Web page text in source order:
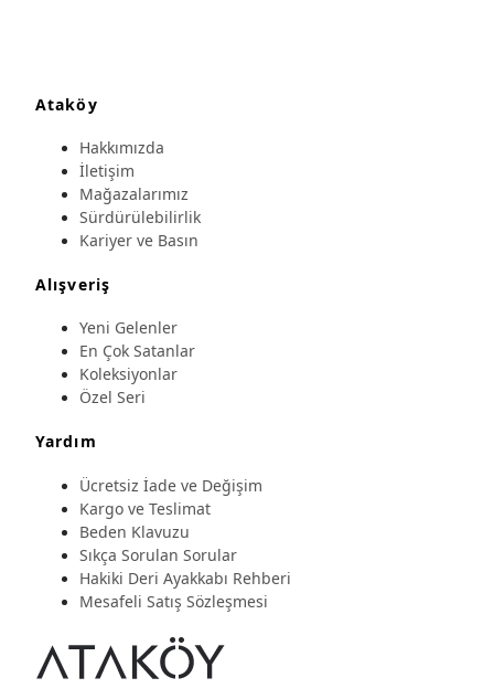
Ataköy
Hakkımızda
İletişim
Mağazalarımız
Sürdürülebilirlik
Kariyer ve Basın
Alışveriş
Yeni Gelenler
En Çok Satanlar
Koleksiyonlar
Özel Seri
Yardım
Ücretsiz İade ve Değişim
Kargo ve Teslimat
Beden Klavuzu
Sıkça Sorulan Sorular
Hakiki Deri Ayakkabı Rehberi
Mesafeli Satış Sözleşmesi